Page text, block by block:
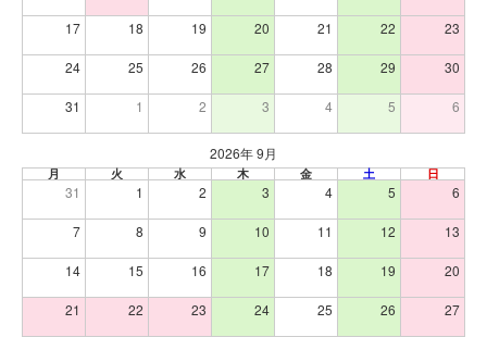
17 18 19 20 21 22 23
24 25 26 27 28 29 30
31 1 2 3 4 5 6
2026年 9月
月 火 水 木 金 土 日
31 1 2 3 4 5 6
7 8 9 10 11 12 13
14 15 16 17 18 19 20
21 22 23 24 25 26 27